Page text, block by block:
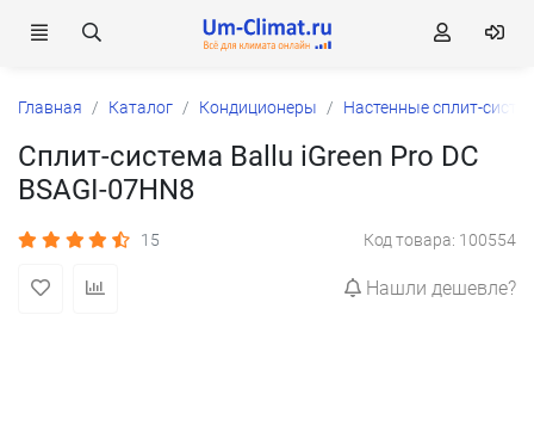
Главная Каталог Кондиционеры Настенные сплит-
Сплит-система Ballu iGreen Pro DC
BSAGI-07HN8
15 Код товара: 100554
Нашли дешевле?